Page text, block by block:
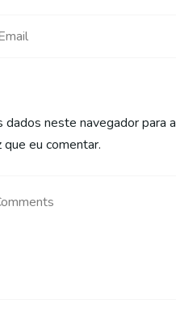
dados neste navegador para a
eu comentar.